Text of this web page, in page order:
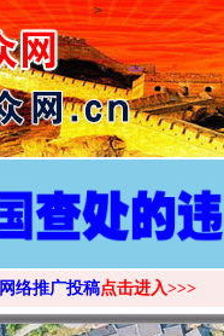
>
网络推广投稿点击进入>>>